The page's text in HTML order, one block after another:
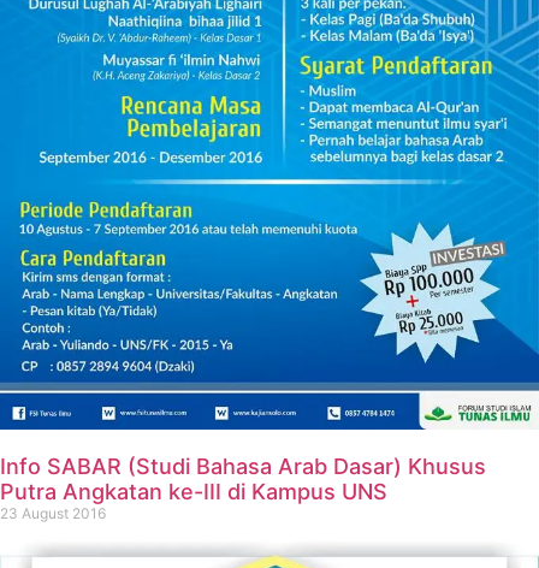
Info SABAR (Studi Bahasa Arab Dasar) Khusus
Putra Angkatan ke-III di Kampus UNS
23 August 2016